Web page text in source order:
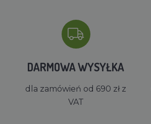
DARMOWA WYSYŁKA
dla zamówień od 690 zł z
VAT